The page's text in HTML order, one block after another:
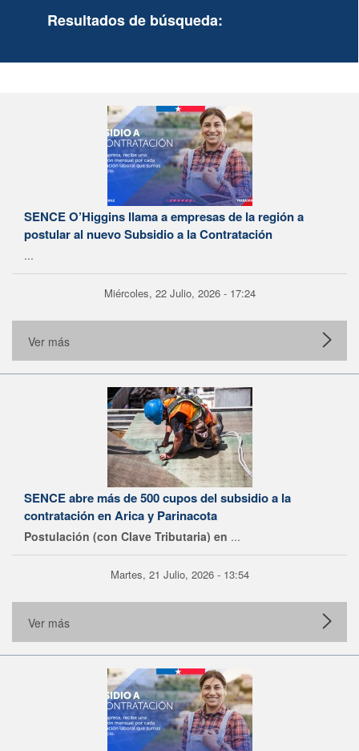
Resultados de búsqueda:
SENCE O’Higgins llama a empresas de la región a
postular al nuevo Subsidio a la Contratación
...
Miércoles, 22 Julio, 2026 - 17:24
Ver más
SENCE abre más de 500 cupos del subsidio a la
contratación en Arica y Parinacota
Postulación (con Clave Tributaria) en ...
Martes, 21 Julio, 2026 - 13:54
Ver más